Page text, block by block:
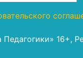
16+,